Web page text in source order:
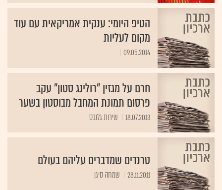
הטיפ היומי: ענקית אמריקאית עם עוד
מקום לעליות
09.05.2014
חרם על מגזין "רולינג סטון" עקב
פרסום תמונת המחבל מבוסטון בשער
18.07.2013 שירות גלובס
טרנדים שמדברים עליהם בעולם
28.11.2011 שמחה סיגן